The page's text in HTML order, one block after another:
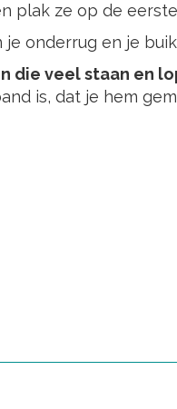
plak ze op de
onderrug en je
die veel staan en
is, dat je hem